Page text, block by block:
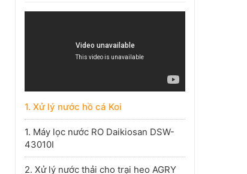
1. Xử lý nước hồ cá Koi
1. Máy lọc nước RO Daikiosan DSW-
43010I
2. Xử lý nước thải cho trại heo AGRY